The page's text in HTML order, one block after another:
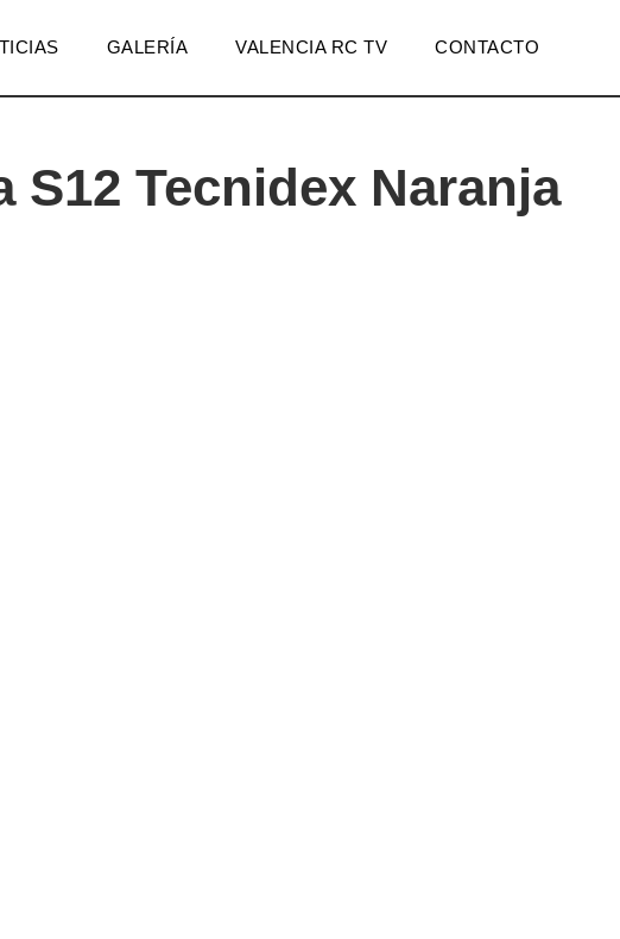
GALERÍA VALENCIA RC TV CONTACTO
S12 Tecnidex Naranja